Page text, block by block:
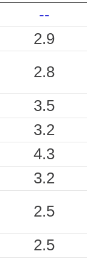
64
46
79
60
89
99
--
2.9
2.8
3.5
3.2
4.3
3.2
2.5
2.5